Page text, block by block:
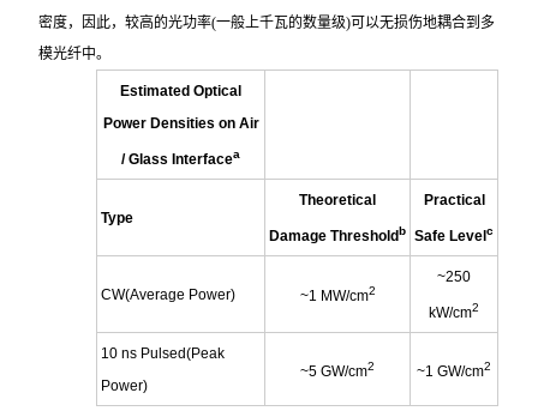
密度，因此，较高的光功率(一般上千瓦的数量级)可以无损伤地耦合到多
模光纤中。
Estimated Optical
Power Densities on Air
/ Glass Interfacea
Type
Theoretical
Damage Thresholdb
Practical
Safe Levelc
CW(Average Power) ~1 MW/cm2
~250
kW/cm2
10 ns Pulsed(Peak
Power)
~5 GW/cm2 ~1 GW/cm2